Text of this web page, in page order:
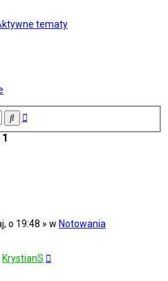
tematy
SzukajWyszukiwanie
1
o 19:48 » w Notowania
KrystianS